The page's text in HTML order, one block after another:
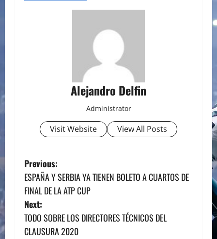
Alejandro Delfin
Administrator
Visit Website View All Posts
P
o
s
t
Previous:
ESPAÑA Y SERBIA YA TIENEN BOLETO A CUARTOS DE
FINAL DE LA ATP CUP
Next:
TODO SOBRE LOS DIRECTORES TÉCNICOS DEL
CLAUSURA 2020